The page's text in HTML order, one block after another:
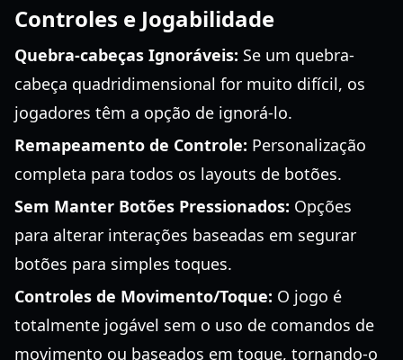
Controles e Jogabilidade
Quebra-cabeças Ignoráveis: Se um quebra-
cabeça quadridimensional for muito difícil, os
jogadores têm a opção de ignorá-lo.
Remapeamento de Controle: Personalização
completa para todos os layouts de botões.
Sem Manter Botões Pressionados: Opções
para alterar interações baseadas em segurar
botões para simples toques.
Controles de Movimento/Toque: O jogo é
totalmente jogável sem o uso de comandos de
movimento ou baseados em toque, tornando-o